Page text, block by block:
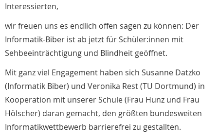
Interessierten,
wir freuen uns es endlich offen sagen zu können: Der
Informatik-Biber ist ab jetzt für Schüler:innen mit
Sehbeeinträchtigung und Blindheit geöffnet.
Mit ganz viel Engagement haben sich Susanne Datzko
(Informatik Biber) und Veronika Rest (TU Dortmund) in
Kooperation mit unserer Schule (Frau Hunz und Frau
Hölscher) daran gemacht, den größten bundesweiten
Informatikwettbewerb barrierefrei zu gestallten.